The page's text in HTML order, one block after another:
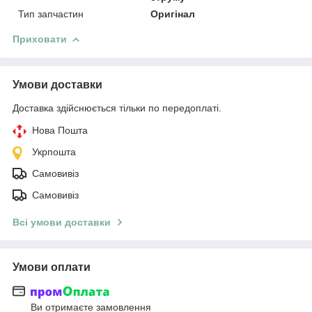
Тип запчастин
Оригінал
Приховати
Умови доставки
Доставка здійснюється тільки по передоплаті.
Нова Пошта
Укрпошта
Самовивіз
Самовивіз
Всі умови доставки
Умови оплати
Ви отримаєте замовлення